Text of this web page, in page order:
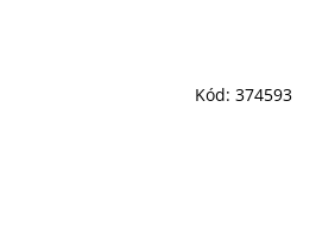
Kód: 374593